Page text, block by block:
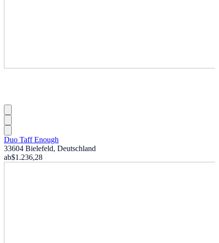
Duo Taff Enough
33604 Bielefeld, Deutschland
ab$1.236,28